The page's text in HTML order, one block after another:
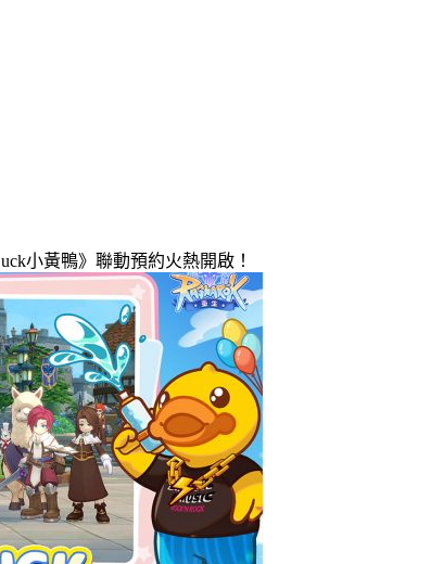
小黃鴨》聯動預約火熱開啟！